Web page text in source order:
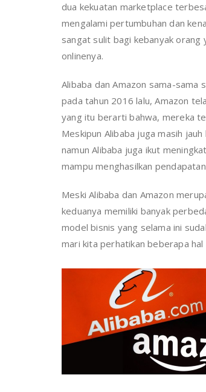
dua kekuatan marketplace
mengalami pertumbuhan dan
sangat sulit bagi kebanyak
onlinenya.
Alibaba dan Amazon sama-sama
pada tahun 2016 lalu, Amazon
yang itu berarti bahwa, mereka
Meskipun Alibaba juga masih
namun Alibaba juga ikut
mampu menghasilkan
Meski Alibaba dan Amazon
keduanya memiliki banyak
model bisnis yang selama ini
mari kita perhatikan beberapa hal